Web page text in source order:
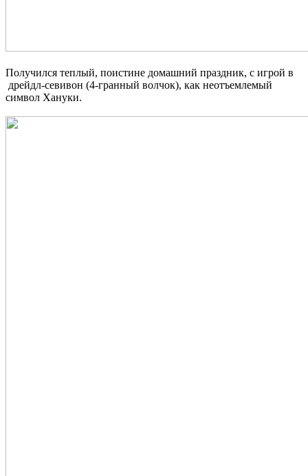
Получился теплый, поистине домашний праздник, с игрой в
дрейдл-севивон (4-гранный волчок), как неотъемлемый
символ Хануки.